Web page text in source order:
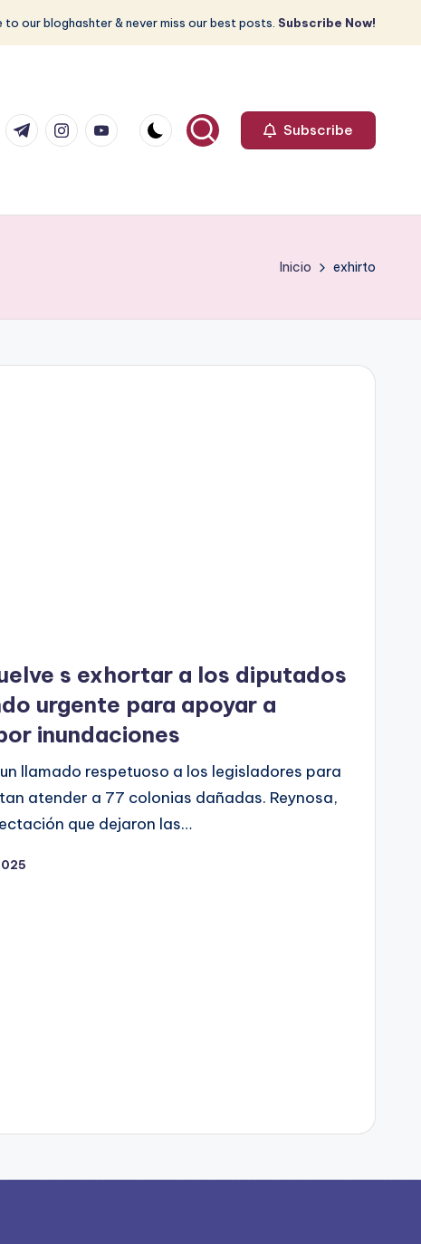
to our bloghashter & never miss our best posts. Subscribe Now!
t.me instagram.com
youtube.com Subscribe
Inicio exhirto
s exhortar a los diputados
urgente para apoyar a
inundaciones
llamado respetuoso a los legisladores para
atender a 77 colonias dañadas. Reynosa,
que dejaron las…